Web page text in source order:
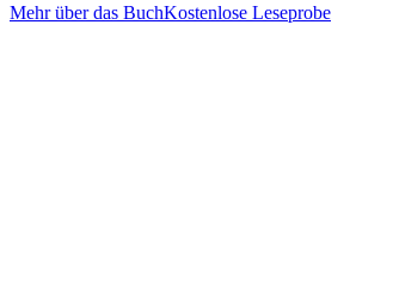
Mehr über das BuchKostenlose Leseprobe